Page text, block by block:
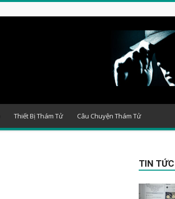
Thiết Bị Thám Tử Câu Chuyện Thám Tử
TIN